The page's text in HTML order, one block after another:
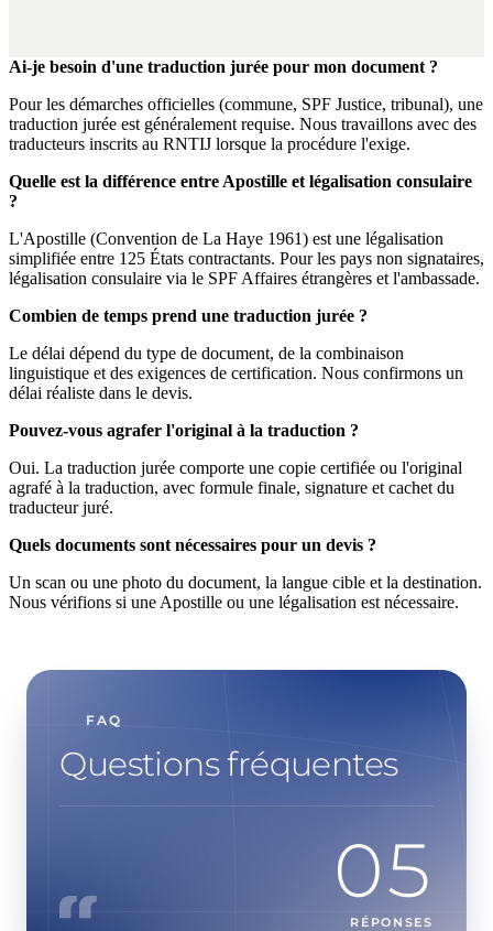
Ai-je besoin d'une traduction jurée pour mon document ?
Pour les démarches officielles (commune, SPF Justice, tribunal), une
traduction jurée est généralement requise. Nous travaillons avec des
traducteurs inscrits au RNTIJ lorsque la procédure l'exige.
Quelle est la différence entre Apostille et légalisation consulaire
?
L'Apostille (Convention de La Haye 1961) est une légalisation
simplifiée entre 125 États contractants. Pour les pays non signataires,
légalisation consulaire via le SPF Affaires étrangères et l'ambassade.
Combien de temps prend une traduction jurée ?
Le délai dépend du type de document, de la combinaison
linguistique et des exigences de certification. Nous confirmons un
délai réaliste dans le devis.
Pouvez-vous agrafer l'original à la traduction ?
Oui. La traduction jurée comporte une copie certifiée ou l'original
agrafé à la traduction, avec formule finale, signature et cachet du
traducteur juré.
Quels documents sont nécessaires pour un devis ?
Un scan ou une photo du document, la langue cible et la destination.
Nous vérifions si une Apostille ou une légalisation est nécessaire.
FAQ
Questions fréquentes
05
RÉPONSES